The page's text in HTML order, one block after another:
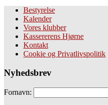
Bestyrelse
Kalender
Vores klubber
Kassererens Hjørne
Kontakt
Cookie og Privatlivspolitik
Nyhedsbrev
Fornavn: